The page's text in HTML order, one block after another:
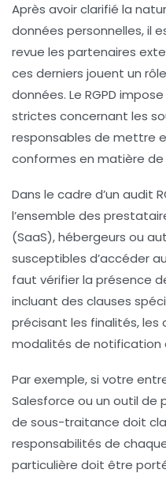
Après avoir clarifié la
données personnelles, il
revue les partenaires
ces derniers jouent un
données. Le RGPD
strictes concernant les
responsables de mettre
conformes en matière
Dans le cadre d’un audit
l’ensemble des
(SaaS), hébergeurs ou
susceptibles d’accéder
faut vérifier la présence
incluant des clauses
précisant les finalités, les
modalités de notification
Par exemple, si votre
Salesforce ou un outil de
de sous-traitance doit
responsabilités de
particulière doit être